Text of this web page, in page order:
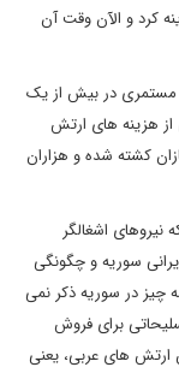
هزینه کرد و الآن وقت آن
مستمری در بیش از یک
هزینه های ارتش
کشته شده و هزاران
نیروهای اشغالگر
سوریه و چگونگی
چیز در سوریه ذکر نمی
برای فروش
ارتش های عربی، یعنی